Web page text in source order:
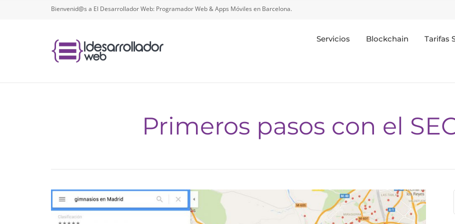
Bienvenid@s a El Desarrollador Web: Programador Web & Apps Móviles en Barcelona.
Servicios Blockchain Tarifas
Primeros pasos con el